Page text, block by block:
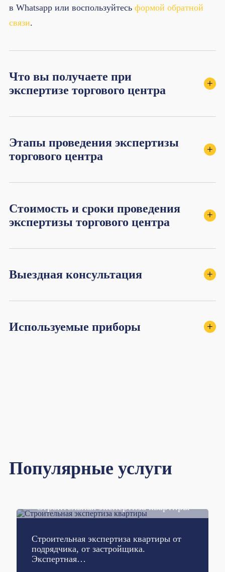
в Whatsapp или воспользуйтесь формой обратной
связи.
Что вы получаете при
экспертизе торгового центра
+
Этапы проведения экспертизы
торгового центра
+
Стоимость и сроки проведения
экспертизы торгового центра
+
Выездная консультация +
Используемые приборы +
Популярные услуги
Строительная экспертиза квартиры
Строительная экспертиза квартиры от
подрядчика, от застройщика.
Экспертная…